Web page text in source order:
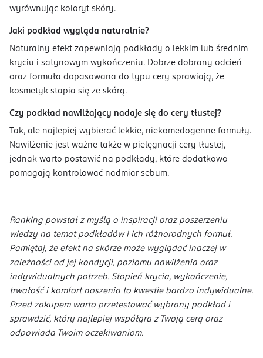
wyrównując koloryt skóry.
Jaki podkład wygląda naturalnie?
Naturalny efekt zapewniają podkłady o lekkim lub średnim
kryciu i satynowym wykończeniu. Dobrze dobrany odcień
oraz formuła dopasowana do typu cery sprawiają, że
kosmetyk stapia się ze skórą.
Czy podkład nawilżający nadaje się do cery tłustej?
Tak, ale najlepiej wybierać lekkie, niekomedogenne formuły.
Nawilżenie jest ważne także w pielęgnacji cery tłustej,
jednak warto postawić na podkłady, które dodatkowo
pomagają kontrolować nadmiar sebum.
Ranking powstał z myślą o inspiracji oraz poszerzeniu
wiedzy na temat podkładów i ich różnorodnych formuł.
Pamiętaj, że efekt na skórze może wyglądać inaczej w
zależności od jej kondycji, poziomu nawilżenia oraz
indywidualnych potrzeb. Stopień krycia, wykończenie,
trwałość i komfort noszenia to kwestie bardzo indywidualne.
Przed zakupem warto przetestować wybrany podkład i
sprawdzić, który najlepiej współgra z Twoją cerą oraz
odpowiada Twoim oczekiwaniom.